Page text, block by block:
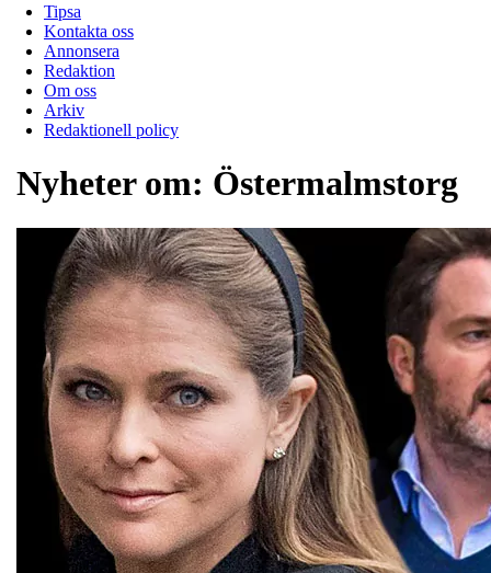
Tipsa
Kontakta oss
Annonsera
Redaktion
Om oss
Arkiv
Redaktionell policy
Nyheter om: Östermalmstorg